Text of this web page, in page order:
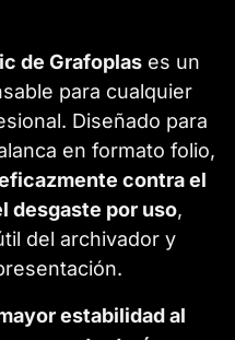
de Grafoplases un
para cualquier
Diseñado para
en formato folio,
contra el
desgaste por uso,
del archivador y
estabilidad al